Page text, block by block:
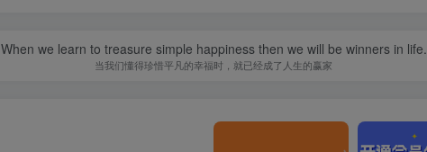
When we learn to treasure simple happiness then we will be winners in life.
当我们懂得珍惜平凡的幸福时，就已经成了人生的赢家